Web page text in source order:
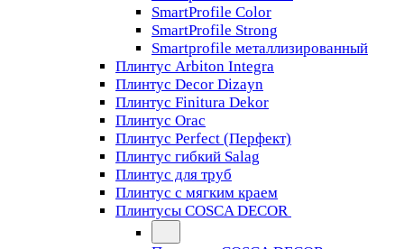
SmartProfile Color
SmartProfile Strong
Smartprofile металлизированный
Плинтус Arbiton Integra
Плинтус Decor Dizayn
Плинтус Finitura Dekor
Плинтус Orac
Плинтус Perfect (Перфект)
Плинтус гибкий Salag
Плинтус для труб
Плинтус с мягким краем
Плинтусы COSCA DECOR